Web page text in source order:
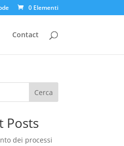
0 Elementi
Contact
Cerca
Posts
dei processi